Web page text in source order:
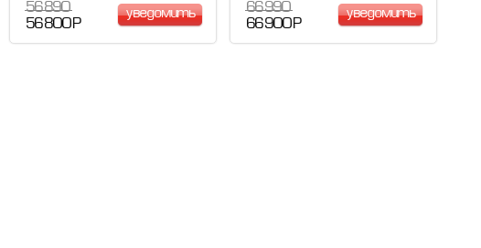
56 890
56 800 Р
уведомить
66 990
66 900 Р
уведомить